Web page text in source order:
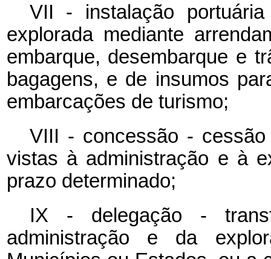
VII - instalação
explorada mediante
embarque, desembarque e
bagagens, e de insumos
embarcações de turismo;
VIII - concessão -
vistas à administração e à
prazo determinado;
IX - delegação -
administração e da